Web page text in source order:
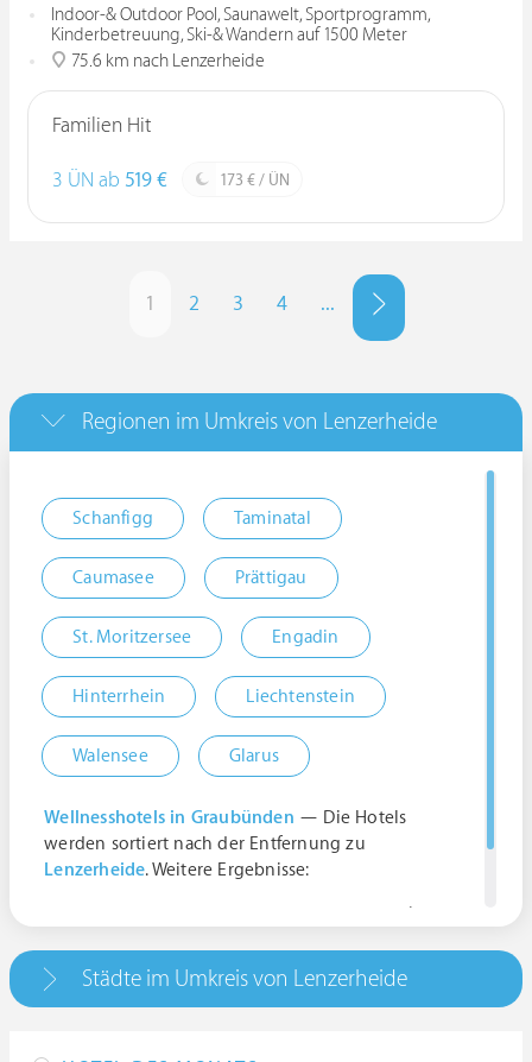
Indoor-& Outdoor Pool, Saunawelt, Sportprogramm,
Kinderbetreuung, Ski-& Wandern auf 1500 Meter
75.6 km nach Lenzerheide
Familien Hit
3 ÜN ab 519 € 173 € / ÜN
1 2 3 4 ...
Regionen im Umkreis von Lenzerheide
Schanfigg Taminatal
Caumasee Prättigau
St. Moritzersee Engadin
Hinterrhein Liechtenstein
Walensee Glarus
Wellnesshotels in Graubünden — Die Hotels
werden sortiert nach der Entfernung zu
Lenzerheide. Weitere Ergebnisse:
Städte im Umkreis von Lenzerheide